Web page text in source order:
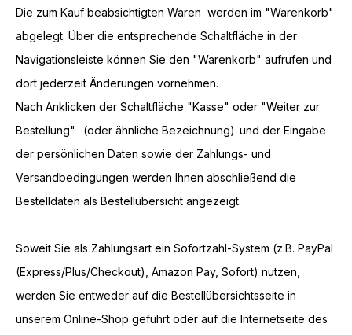
Die zum Kauf beabsichtigten Waren werden im "Warenkorb"
abgelegt. Über die entsprechende Schaltfläche in der
Navigationsleiste können Sie den "Warenkorb" aufrufen und
dort jederzeit Änderungen vornehmen.
Nach Anklicken der Schaltfläche "Kasse" oder "Weiter zur
Bestellung"
(oder ähnliche Bezeichnung) und der Eingabe
der persönlichen Daten sowie der Zahlungs- und
Versandbedingungen werden Ihnen abschließend die
Bestelldaten als Bestellübersicht angezeigt.
Soweit Sie als Zahlungsart ein Sofortzahl-System (z.B. PayPal
(Express/Plus/Checkout), Amazon Pay, Sofort) nutzen,
werden Sie entweder auf die Bestellübersichtsseite in
unserem Online-Shop geführt oder auf die Internetseite des